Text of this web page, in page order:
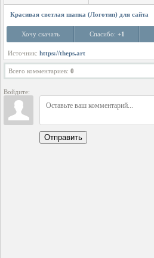
Красивая светлая шапка (Логотип) для сайта
Хочу скачать Спасибо: +1
Источник: https://theps.art
Всего комментариев: 0
Войдите:
Отправить